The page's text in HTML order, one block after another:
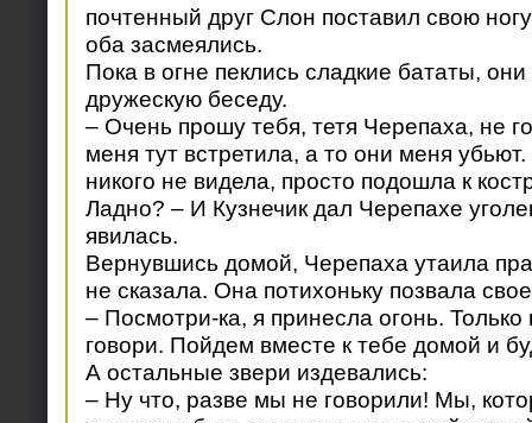
почтенный друг Слон поставил свою
оба засмеялись.
Пока в огне пеклись сладкие бататы,
дружескую беседу.
– Очень прошу тебя, тетя Черепаха, не
меня тут встретила, а то они меня
никого не видела, просто подошла к
Ладно? – И Кузнечик дал Черепахе
явилась.
Вернувшись домой, Черепаха утаила
не сказала. Она потихоньку позвала
– Посмотри-ка, я принесла огонь. Только
говори. Пойдем вместе к тебе домой и
А остальные звери издевались:
– Ну что, разве мы не говорили! Мы,